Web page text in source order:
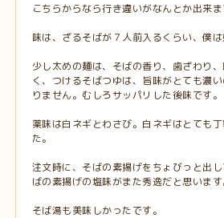
こちらからなら行き違いがなんとか出来ま
味は、ざるそばが７人前入るくらい、僕
少し太めの麺は、そばの香り、歯ざわり
く、つけるそばつゆは、旨味がとても濃
りません。むしろサッパリした後味です。
薬味は白ネギとわさび。白ネギはとても
た。
注文時に、そばの素揚げをちょびっと出
ばの素揚げの塩味がまた秀逸だと思います
そば湯も美味しかったです。